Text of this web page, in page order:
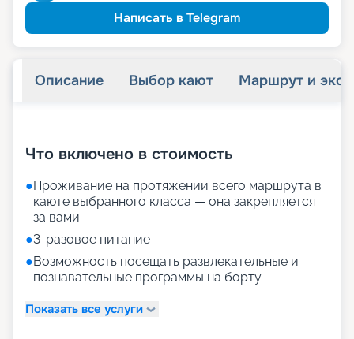
Написать в Telegram
Описание Выбор кают Маршрут и
Что включено в стоимость
●Проживание на протяжении всего маршрута в
каюте выбранного класса — она закрепляется
за вами
●3-разовое питание
●Возможность посещать развлекательные и
познавательные программы на борту
Показать все услуги